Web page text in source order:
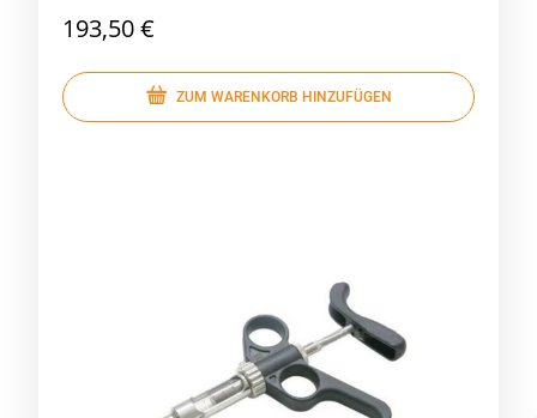
193,50 €
ZUM WARENKORB HINZUFÜGEN